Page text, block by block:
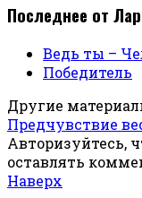
Последнее от
Ведь ты –
Победитель
Другие
Предчувствие
Авторизуйтесь,
оставлять
Наверх